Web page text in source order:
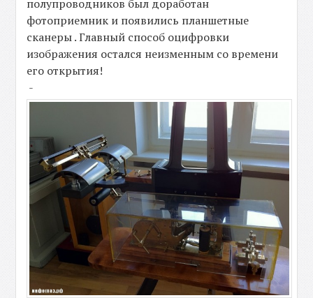
полупроводников был доработан
фотоприемник и появились планшетные
сканеры . Главный способ оцифровки
изображения остался неизменным со времени
его открытия!
-